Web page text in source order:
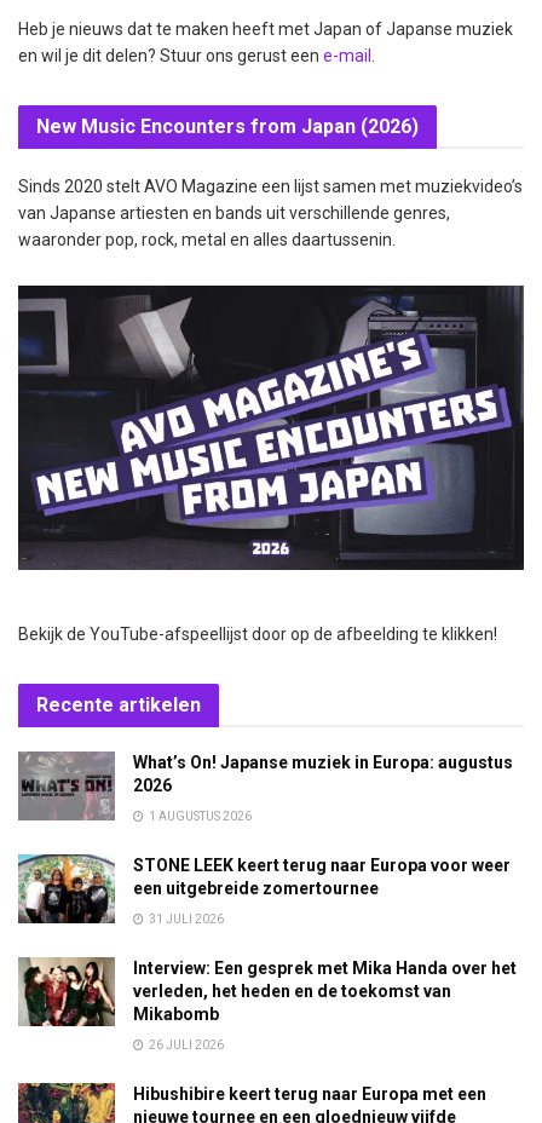
Heb je nieuws dat te maken heeft met Japan of Japanse muziek
en wil je dit delen? Stuur ons gerust een e-mail
New Music Encounters from Japan (2026)
Sinds 2020 stelt AVO Magazine een lijst samen met muziekvideo’s
van Japanse artiesten en bands uit verschillende genres,
waaronder pop, rock, metal en alles daartussenin.
Bekijk de YouTube-afspeellijst door op de afbeelding te klikken!
Recente artikelen
What’s On! Japanse muziek in Europa: augustus
2026
1 AUGUSTUS 2026
STONE LEEK keert terug naar Europa voor weer
een uitgebreide zomertournee
31 JULI 2026
Interview: Een gesprek met Mika Handa over het
verleden, het heden en de toekomst van
Mikabomb
26 JULI 2026
Hibushibire keert terug naar Europa met een
nieuwe tournee en een gloednieuw vijfde